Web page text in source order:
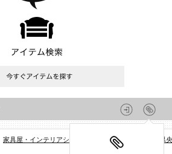
家具屋・インテリアショップを探す > 県